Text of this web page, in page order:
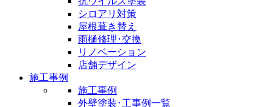
シロアリ対策
屋根葺き替え
雨樋修理･交換
リノベーション
店舗デザイン
施工事例
施工事例
外壁塗装･工事例一覧